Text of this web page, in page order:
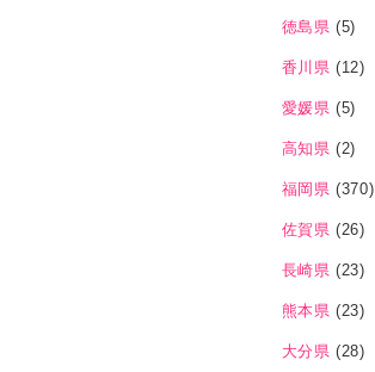
徳島県 (5)
香川県 (12)
愛媛県 (5)
高知県 (2)
福岡県 (370)
佐賀県 (26)
長崎県 (23)
熊本県 (23)
大分県 (28)